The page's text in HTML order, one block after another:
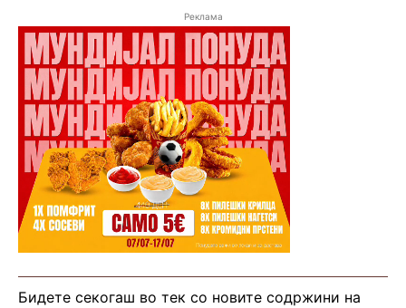
Реклама
Бидете секогаш во тек со новите содржини на